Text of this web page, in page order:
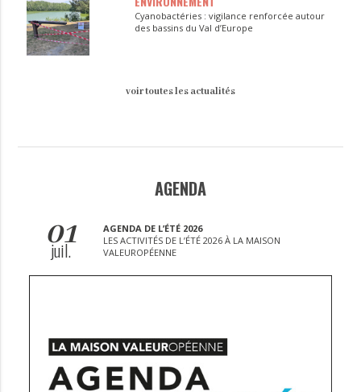
Cyanobactéries : vigilance renforcée autour
des bassins du Val d’Europe
voir toutes les actualités
AGENDA
01
juil.
AGENDA DE L’ÉTÉ 2026
LES ACTIVITÉS DE L’ÉTÉ 2026 À LA MAISON
VALEUROPÉENNE